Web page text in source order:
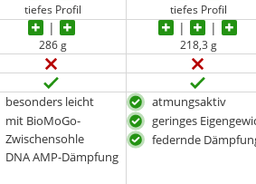
tiefes Profil tiefes Profil
286 g 218,3 g
besonders leicht
mit BioMoGo-
Zwischensohle
DNA AMP-Dämpfung
atmungsaktiv
geringes
federnde